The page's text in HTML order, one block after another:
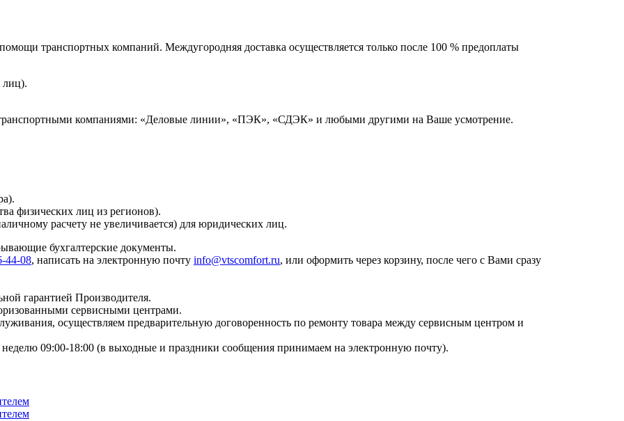
транспортных компаний. Междугородняя доставка осуществляется только после 100 % предоплаты
лиц).
компаниями: «Деловые линии», «ПЭК», «СДЭК» и любыми другими на Ваше усмотрение.
физических лиц из регионов).
расчету не увеличивается) для юридических лиц.
бухгалтерские документы.
44-08, написать на электронную почту info@vtscomfort.ru, или оформить через корзину, после чего с Вами сразу
гарантией Производителя.
сервисными центрами.
осуществляем предварительную договоренность по ремонту товара между сервисным центром и
09:00-18:00 (в выходные и праздники сообщения принимаем на электронную почту).